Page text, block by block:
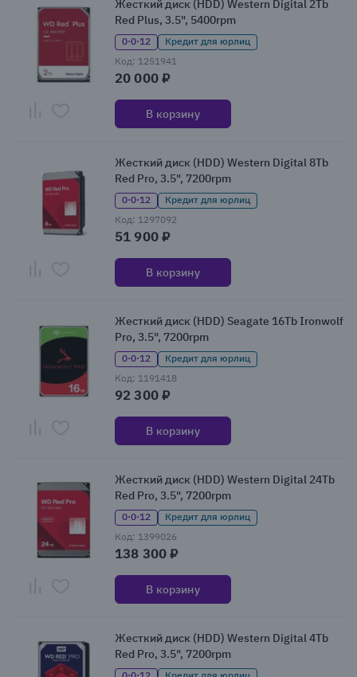
Жесткий диск (HDD) Western Digital 2Tb
Red Plus, 3.5", 5400rpm
0·0·12
Кредит для юрлиц
Код: 1251941
20 000 ₽
В корзину
Жесткий диск (HDD) Western Digital 8Tb
Red Pro, 3.5", 7200rpm
0·0·12
Кредит для юрлиц
Код: 1297092
51 900 ₽
В корзину
Жесткий диск (HDD) Seagate 16Tb Ironwolf
Pro, 3.5", 7200rpm
0·0·12
Кредит для юрлиц
Код: 1191418
92 300 ₽
В корзину
Жесткий диск (HDD) Western Digital 24Tb
Red Pro, 3.5", 7200rpm
0·0·12
Кредит для юрлиц
Код: 1399026
138 300 ₽
В корзину
Жесткий диск (HDD) Western Digital 4Tb
Red Pro, 3.5", 7200rpm